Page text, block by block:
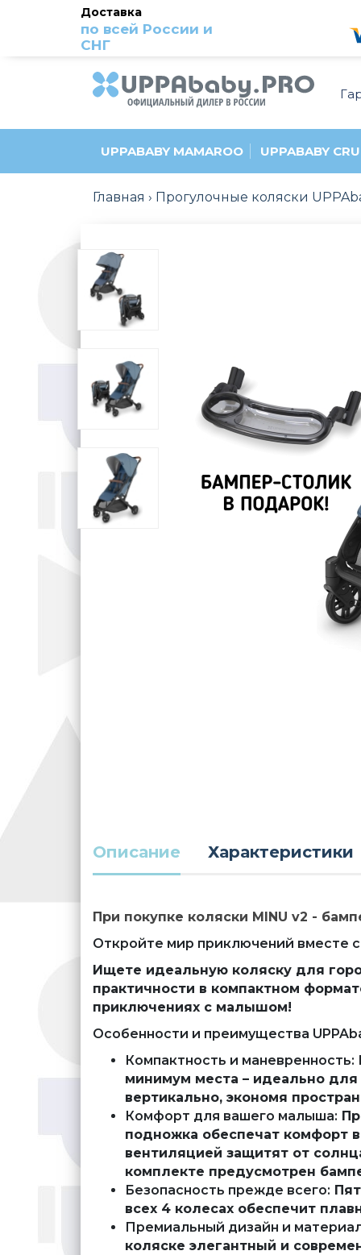
Доставка
по всей России и
СНГ
UPPABABY MAMAROO UPPABABY
Главная Прогулочные коляски
Описание Характеристики
При покупке коляски MINU v2 -
Откройте мир приключений вместе с
Ищете идеальную коляску для
практичности в компактном
приключениях с малышом!
Особенности и преимущества
Компактность и маневренность:
минимум места – идеально
вертикально, экономя
Комфорт для вашего малыша:
подножка обеспечат комфорт
вентиляцией защитят от
комплекте предусмотрен
Безопасность прежде всего:
всех 4 колесах обеспечит
Премиальный дизайн и
коляске элегантный и